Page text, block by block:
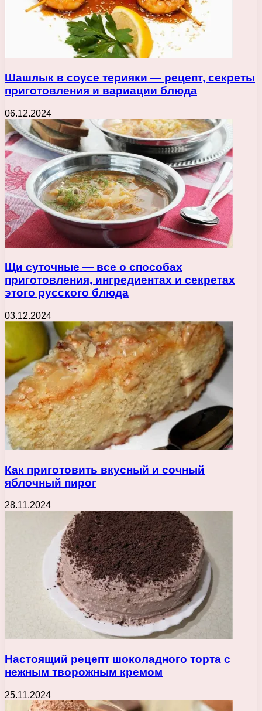
Шашлык в соусе терияки — рецепт, секреты
приготовления и вариации блюда
06.12.2024
Щи суточные — все о способах
приготовления, ингредиентах и секретах
этого русского блюда
03.12.2024
Как приготовить вкусный и сочный
яблочный пирог
28.11.2024
Настоящий рецепт шоколадного торта с
нежным творожным кремом
25.11.2024